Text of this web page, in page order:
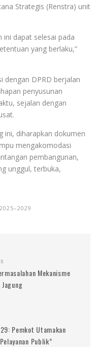
Strategis (Renstra) unit
ini dapat selesai pada
yang berlaku,”
dengan DPRD berjalan
penyusunan
sejalan dengan
ini, diharapkan dokumen
mengakomodasi
pembangunan,
unggul, terbuka,
Mekanisme
Pemkot Utamakan
Publik”